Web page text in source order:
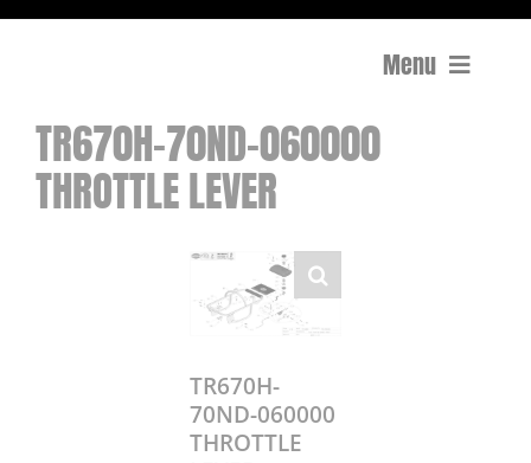
Menu
Compactage
Équipements de chantier
Surfaçage et rectification des sols
TR670H-70ND-060000
THROTTLE LEVER
TR670H-
70ND-060000
THROTTLE